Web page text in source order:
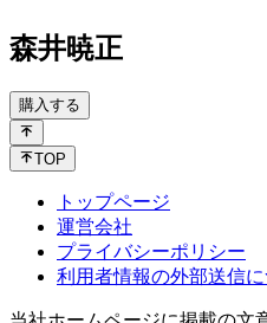
森井暁正
購入する
TOP
トップページ
運営会社
プライバシーポリシー
利用者情報の外部送信